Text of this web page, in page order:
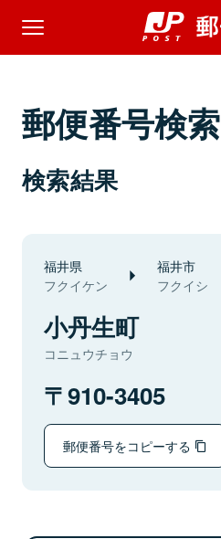
郵便番号検索
検索結果
福井県
フクイケン
福井市
フクイシ
小丹生町
コニュウチョウ
910-3405
郵便番号をコピーする